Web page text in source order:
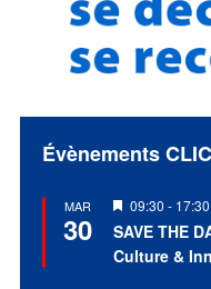
Évènements
MAR
30
Mis
en
avant
09:30 - 17:30
SAVE THE
Culture &